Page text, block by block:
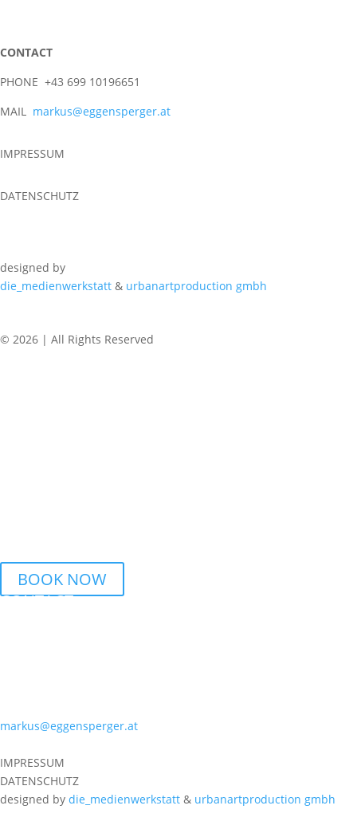
CONTACT
PHONE +43 699 10196651
MAIL markus@eggensperger.at
IMPRESSUM
DATENSCHUTZ
designed by
die_medienwerkstatt & urbanartproduction gmbh
© 2026 | All Rights Reserved
BOOK NOW
CONTACT
markus@eggensperger.at
IMPRESSUM
DATENSCHUTZ
designed by die_medienwerkstatt & urbanartproduction gmbh